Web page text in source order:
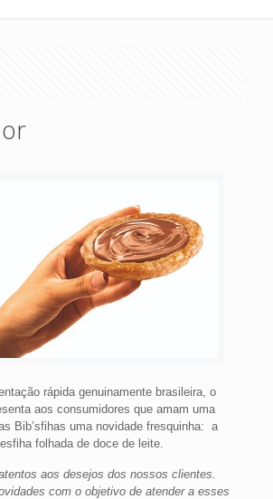
rápida genuinamente brasileira, o
aos consumidores que amam uma
Bib’sfihas uma novidade fresquinha: a
folhada de doce de leite.
aos desejos dos nossos clientes.
com o objetivo de atender a esses